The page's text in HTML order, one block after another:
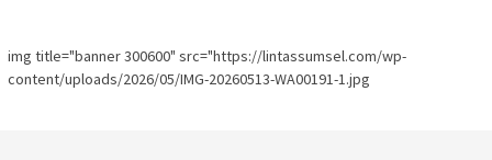
img title="banner 300600" src="https://lintassumsel.com/wp-
content/uploads/2026/05/IMG-20260513-WA00191-1.jpg